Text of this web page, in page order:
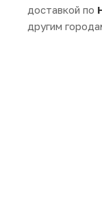
доставкой по
другим